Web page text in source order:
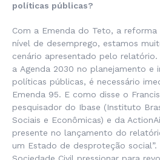
políticas públicas?
Com a Emenda do Teto, a
nível de desemprego, estamos
cenário apresentado pelo relatório.
a Agenda 2030 no planejamento e
políticas públicas, é necessário
Emenda 95. E como disse o
pesquisador do Ibase (Instituto
Sociais e Econômicas) e da
presente no lançamento do
um Estado de desproteção social”.